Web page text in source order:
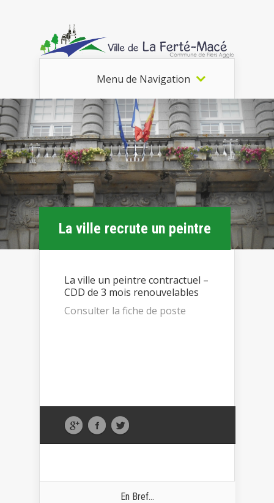
Menu de Navigation
La ville recrute un peintre
La ville un peintre contractuel –
CDD de 3 mois renouvelables
Consulter la fiche de poste
En Bref...